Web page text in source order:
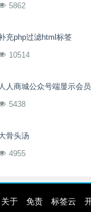
5862
充php过滤html标签
10514
人人商城公众号端显示会
5438
骨头汤
4955
关于 免责 标签云